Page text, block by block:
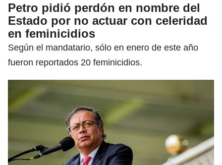
Petro pidió perdón en nombre del
Estado por no actuar con celeridad
en feminicidios
Según el mandatario, sólo en enero de este año
fueron reportados 20 feminicidios.